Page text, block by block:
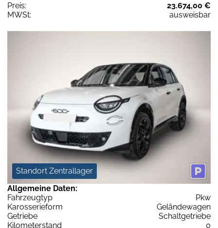
Preis:
23.674,00 €
MWSt:
ausweisbar
Standort Zentrallager
Allgemeine Daten:
Fahrzeugtyp
Pkw
Karosserieform
Geländewagen
Getriebe
Schaltgetriebe
Kilometerstand
0